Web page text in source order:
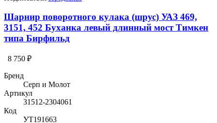
Шарнир поворотного кулака (шрус) УАЗ 469,
3151, 452 Буханка левый длинный мост Тимкен
типа Бирфильд
8 750 ₽
Бренд
Серп и Молот
Артикул
31512-2304061
Код
УТ191663